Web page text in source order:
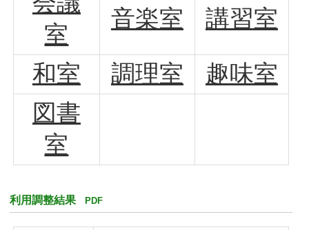
室
音楽室 講習室
和室 調理室
趣味室
図書
室
利用調整結果PDF